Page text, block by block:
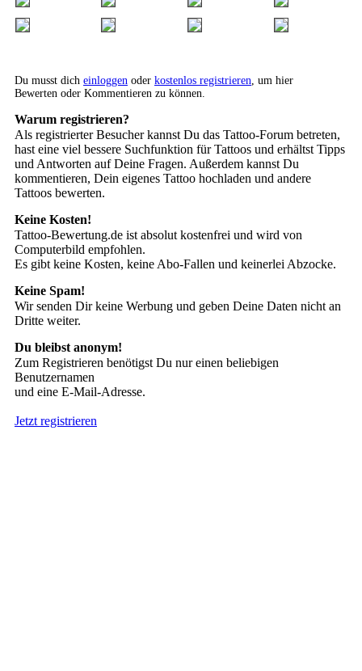
Du musst dich einloggen oder kostenlos registrieren , um hier
Bewerten oder Kommentieren zu können.
Warum registrieren?
Als registrierter Besucher kannst Du das Tattoo-Forum betreten,
hast eine viel bessere Suchfunktion für Tattoos und erhältst Tipps
und Antworten auf Deine Fragen. Außerdem kannst Du
kommentieren, Dein eigenes Tattoo hochladen und andere
Tattoos bewerten.
Keine Kosten!
Tattoo-Bewertung.de ist absolut kostenfrei und wird von
Computerbild empfohlen.
Es gibt keine Kosten, keine Abo-Fallen und keinerlei Abzocke.
Keine Spam!
Wir senden Dir keine Werbung und geben Deine Daten nicht an
Dritte weiter.
Du bleibst anonym!
Zum Registrieren benötigst Du nur einen beliebigen
Benutzernamen
und eine E-Mail-Adresse.
Jetzt registrieren